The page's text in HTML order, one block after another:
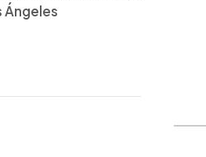
Ángeles